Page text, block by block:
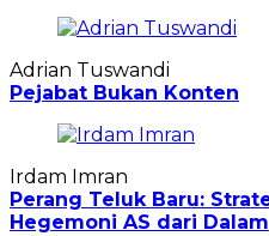
Adrian Tuswandi
Pejabat Bukan Konten
Irdam Imran
Perang Teluk Baru:
Hegemoni AS dari Dalam